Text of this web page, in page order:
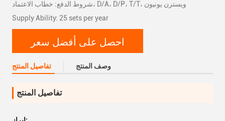
شروط الدفع: خطاب الاعتماد، D/A، D/P، T/T، ويسترن يونيون
Supply Ability: 25 sets per year
احصل على أفضل سعر
تفاصيل المنتج وصف المنتج
تفاصيل المنتج